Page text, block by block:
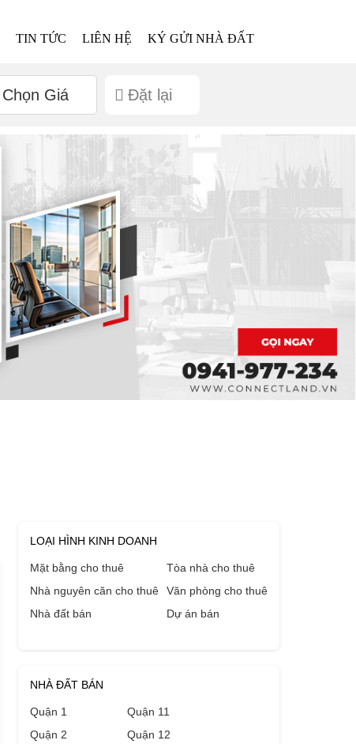
TIN TỨC LIÊN HỆ
KÝ GỬI NHÀ ĐẤT
Chọn Giá Đặt lại
LOẠI HÌNH KINH DOANH
Mặt bằng cho thuê
Nhà nguyên căn cho thuê
Nhà đất bán
Tòa nhà cho thuê
Văn phòng cho thuê
Dự án bán
NHÀ ĐẤT BÁN
Quận 1
Quận 2
Quận 11
Quận 12